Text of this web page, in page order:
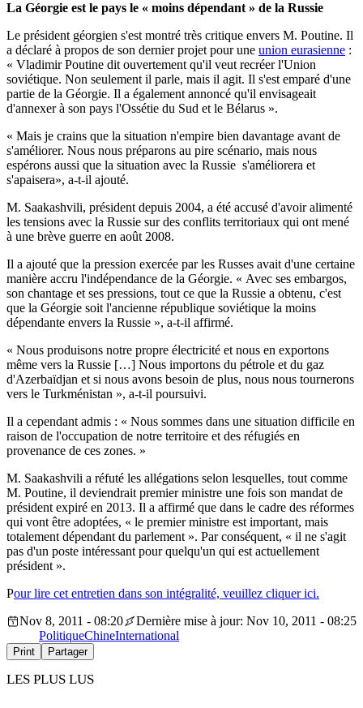
La Géorgie est le pays le « moins dépendant » de la Russie
Le président géorgien s'est montré très critique envers M. Poutine. Il
a déclaré à propos de son dernier projet pour une union eurasienne :
« Vladimir Poutine dit ouvertement qu'il veut recréer l'Union
soviétique. Non seulement il parle, mais il agit. Il s'est emparé d'une
partie de la Géorgie. Il a également annoncé qu'il envisageait
d'annexer à son pays l'Ossétie du Sud et le Bélarus ».
« Mais je crains que la situation n'empire bien davantage avant de
s'améliorer. Nous nous préparons au pire scénario, mais nous
espérons aussi que la situation avec la Russie s'améliorera et
s'apaisera», a-t-il ajouté.
M. Saakashvili, président depuis 2004, a été accusé d'avoir alimenté
les tensions avec la Russie sur des conflits territoriaux qui ont mené
à une brève guerre en août 2008.
Il a ajouté que la pression exercée par les Russes avait d'une certaine
manière accru l'indépendance de la Géorgie. « Avec ses embargos,
son chantage et ses pressions, tout ce que la Russie a obtenu, c'est
que la Géorgie soit l'ancienne république soviétique la moins
dépendante envers la Russie », a-t-il affirmé.
« Nous produisons notre propre électricité et nous en exportons
même vers la Russie […] Nous importons du pétrole et du gaz
d'Azerbaïdjan et si nous avons besoin de plus, nous nous tournerons
vers le Turkménistan », a-t-il poursuivi.
Il a cependant admis : « Nous sommes dans une situation difficile en
raison de l'occupation de notre territoire et des réfugiés en
provenance de ces zones. »
M. Saakashvili a réfuté les allégations selon lesquelles, tout comme
M. Poutine, il deviendrait premier ministre une fois son mandat de
président expiré en 2013. Il a affirmé que dans le cadre des réformes
qui vont être adoptées, « le premier ministre est important, mais
totalement dépendant du parlement ». Par conséquent, « il ne s'agit
pas d'un poste intéressant pour quelqu'un qui est actuellement
président ».
Pour lire cet entretien dans son intégralité, veuillez cliquerici.
Nov 8, 2011 - 08:20
Dernière mise à jour: Nov 10, 2011 - 08:25
PolitiqueChineInternational
Print Partager
LES PLUS LUS